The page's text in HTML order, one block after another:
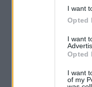
I want
Opted
I want
Opted
I want
of my